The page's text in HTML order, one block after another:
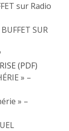
sur Radio
SUR
(PDF)
» –
» –